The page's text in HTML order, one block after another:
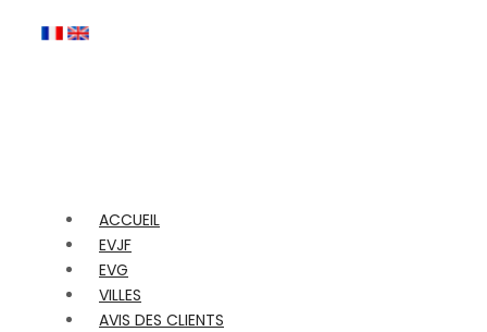
ACCUEIL
EVJF
EVG
VILLES
AVIS DES CLIENTS